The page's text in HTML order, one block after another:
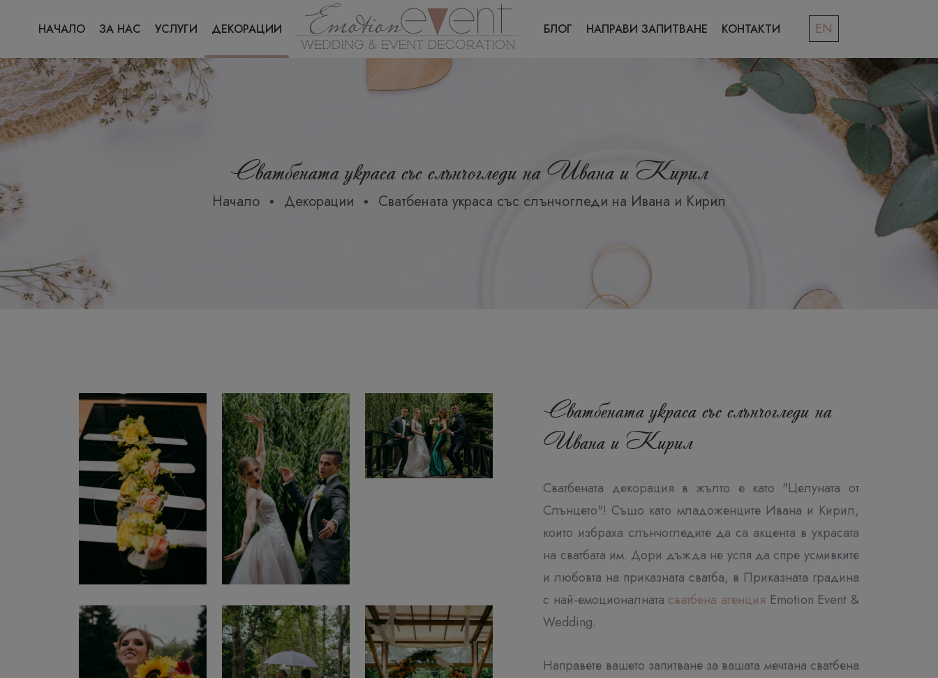
НАЧАЛО ЗА НАС УСЛУГИ ДЕКОРАЦИИ БЛОГ НАПРАВИ ЗАПИТВАНЕ КОНТАКТИ EN
Сватбената украса със слънчогледи на Ивана и Кирил
Начало Декорации Сватбената украса със слънчогледи на Ивана и Кирил
Сватбената украса със слънчогледи на
Ивана и Кирил
Сватбената декорация в жълто е като "Целуната от
Слънцето"! Също като младоженците Ивана и Кирил,
които избраха слънчогледите да са акцента в украсата
на сватбата им. Дори дъжда не успя да спре усмивките
и любовта на приказната сватба, в Приказната градина
с най-емоционалната сватбена агенция Emotion Event &
Wedding.
Направете вашето запитване за вашата мечтана сватбена